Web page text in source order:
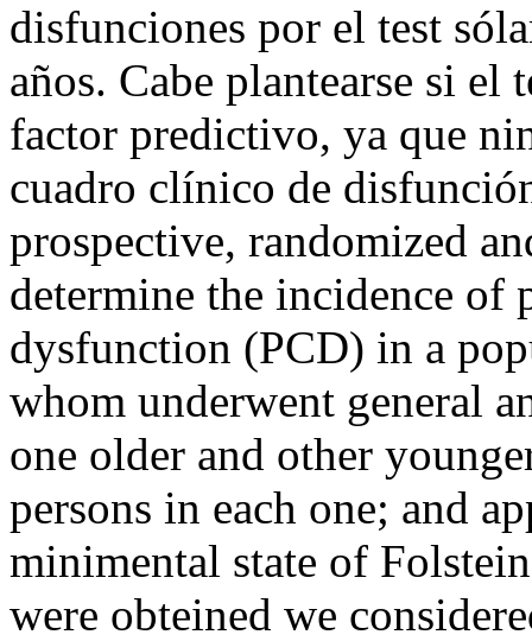
disfunciones por el test
años. Cabe plantearse si
factor predictivo, ya que
cuadro clínico de
prospective, randomized
determine the incidence of
dysfunction (PCD) in a
whom underwent general
one older and other
persons in each one; and
minimental state of
were obteined we